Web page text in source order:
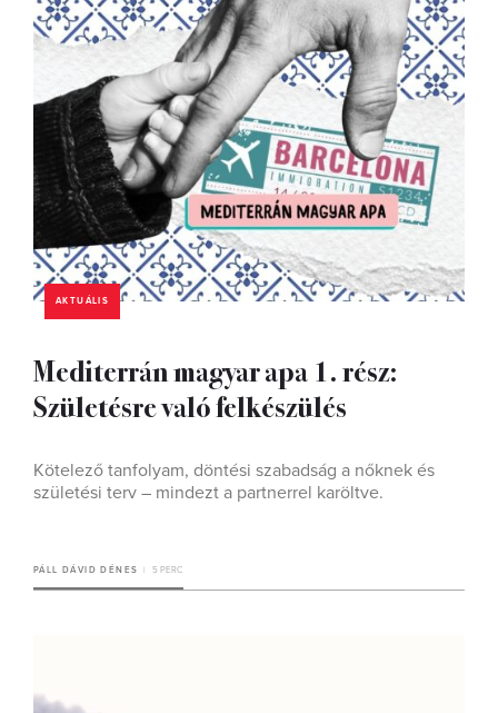
AKTUÁLIS
Mediterrán magyar apa 1. rész:
Születésre való felkészülés
Kötelező tanfolyam, döntési szabadság a nőknek és
születési terv – mindezt a partnerrel karöltve.
PÁLL DÁVID DÉNES 5 PERC